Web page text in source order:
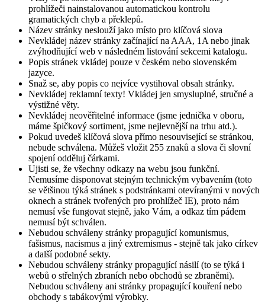
prohlížeči nainstalovanou automatickou kontrolu
gramatických chyb a překlepů.
Název stránky neslouží jako místo pro klíčová slova
Nevkládej název stránky začínající na AAA, 1A nebo jinak
zvýhodňující web v následném listování sekcemi katalogu.
Popis stránek vkládej pouze v českém nebo slovenském
jazyce.
Snaž se, aby popis co nejvíce vystihoval obsah stránky.
Nevkládej reklamní texty! Vkládej jen smysluplné, stručné a
výstižné věty.
Nevkládej neověřitelné informace (jsme jednička v oboru,
máme špičkový sortiment, jsme nejlevnější na trhu atd.).
Pokud uvedeš klíčová slova přímo nesouvisející se stránkou,
nebude schválena. Můžeš vložit 255 znaků a slova či slovní
spojení odděluj čárkami.
Ujisti se, že všechny odkazy na webu jsou funkční.
Nemusíme disponovat stejným technickým vybavením (toto
se většinou týká stránek s podstránkami otevíranými v nových
oknech a stránek tvořených pro prohlížeč IE), proto nám
nemusí vše fungovat stejně, jako Vám, a odkaz tím pádem
nemusí být schválen.
Nebudou schváleny stránky propagující komunismus,
fašismus, nacismus a jiný extremismus - stejně tak jako církev
a další podobné sekty.
Nebudou schváleny stránky propagující násilí (to se týká i
webů o střelných zbraních nebo obchodů se zbraněmi).
Nebudou schváleny ani stránky propagující kouření nebo
obchody s tabákovými výrobky.